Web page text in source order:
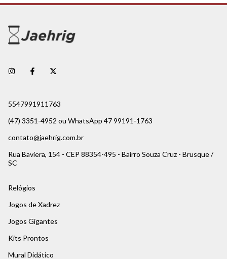
5547991911763
(47) 3351-4952 ou WhatsApp 47 99191-1763
contato@jaehrig.com.br
Rua Baviera, 154 - CEP 88354-495 - Bairro Souza Cruz - Brusque /
SC
Relógios
Jogos de Xadrez
Jogos Gigantes
Kits Prontos
Mural Didático